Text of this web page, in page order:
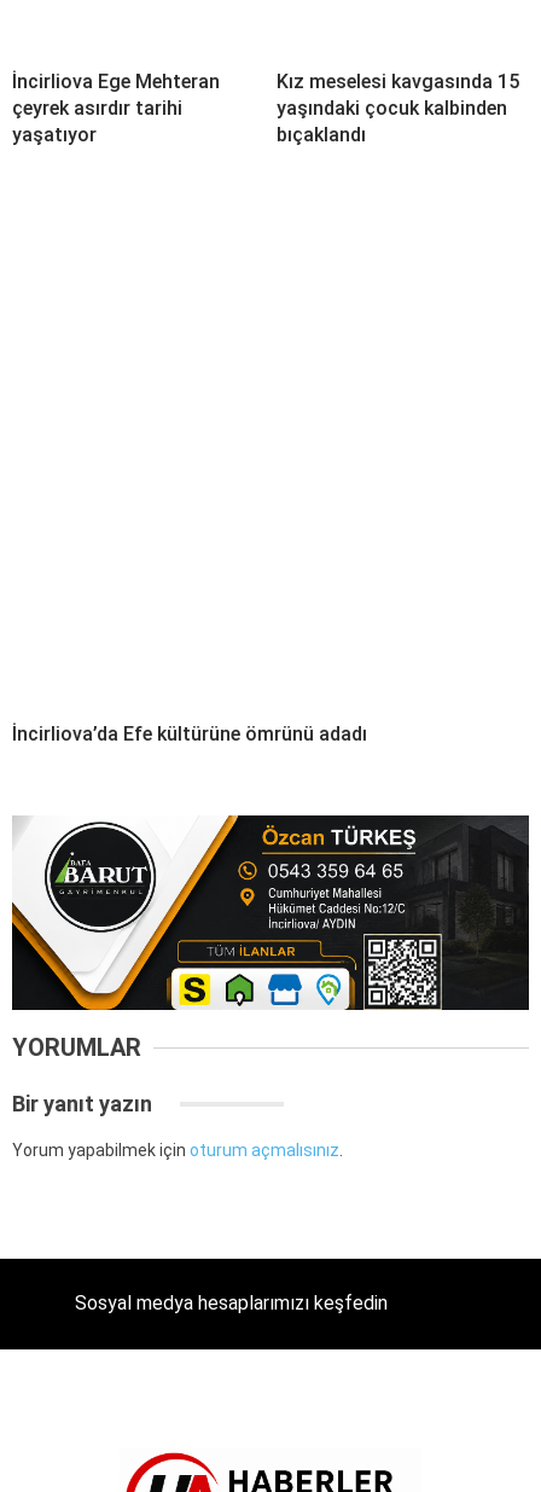
İncirliova Ege Mehteran
çeyrek asırdır tarihi
yaşatıyor
Kız meselesi kavgasında 15
yaşındaki çocuk kalbinden
bıçaklandı
İncirliova’da Efe kültürüne ömrünü adadı
YORUMLAR
Bir yanıt yazın
Yorum yapabilmek için oturum açmalısınız
Sosyal medya hesaplarımızı keşfedin